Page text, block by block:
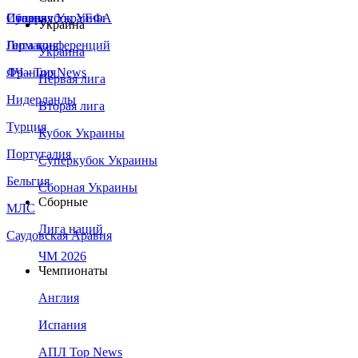
Сборная Украины
Италия
Германия
Франция
Нидерланды
Турция
Португалия
Бельгия
МЛС
Саудовская Аравия
Суперкубок УЕФА
Лига конференций
ЛЧ - Top News
Украина
Украина
Первая лига
Вторая лига
Кубок Украины
Суперкубок Украины
Сборная Украины
Сборные
Лига наций
ЧМ 2026
Чемпионаты
Англия
Испания
АПЛ Top News